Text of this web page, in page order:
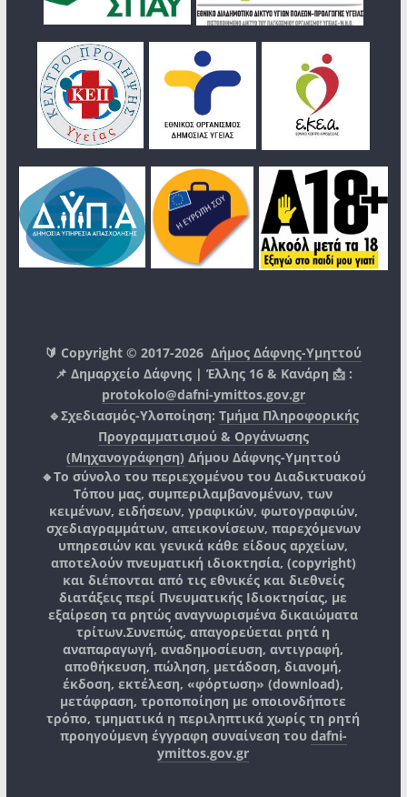
🔰 Copyright © 2017-2026Δήμος Δάφνης-Υμηττού
📌 Δημαρχείο Δάφνης | Έλλης 16 & Κανάρη 📩 :
protokolo@dafni-ymittos.gov.gr
🔹Σχεδιασμός-Υλοποίηση: Τμήμα Πληροφορικής
Προγραμματισμού & Οργάνωσης
(Μηχανογράφηση) Δήμου Δάφνης-Υμηττού
🔸Το σύνολο του περιεχομένου του Διαδικτυακού
Τόπου μας, συμπεριλαμβανομένων, των
κειμένων, ειδήσεων, γραφικών, φωτογραφιών,
σχεδιαγραμμάτων, απεικονίσεων, παρεχόμενων
υπηρεσιών και γενικά κάθε είδους αρχείων,
αποτελούν πνευματική ιδιοκτησία, (copyright)
και διέπονται από τις εθνικές και διεθνείς
διατάξεις περί Πνευματικής Ιδιοκτησίας, με
εξαίρεση τα ρητώς αναγνωρισμένα δικαιώματα
τρίτων.Συνεπώς, απαγορεύεται ρητά η
αναπαραγωγή, αναδημοσίευση, αντιγραφή,
αποθήκευση, πώληση, μετάδοση, διανομή,
έκδοση, εκτέλεση, «φόρτωση» (download),
μετάφραση, τροποποίηση με οποιονδήποτε
τρόπο, τμηματικά η περιληπτικά χωρίς τη ρητή
προηγούμενη έγγραφη συναίνεση του dafni-
ymittos.gov.gr